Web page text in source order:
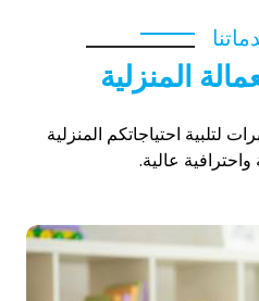
المنزلية
لتلبية احتياجاتكم المنزلية
واحترافية عالية.